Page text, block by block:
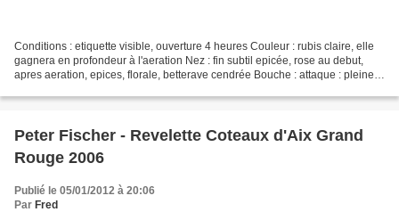
Conditions : etiquette visible, ouverture 4 heures Couleur : rubis claire, elle
gagnera en profondeur à l'aeration Nez : fin subtil epicée, rose au debut,
apres aeration, epices, florale, betterave cendrée Bouche : attaque : pleine
Peter Fischer - Revelette Coteaux d'Aix Grand
Rouge 2006
Publié le 05/01/2012 à 20:06
Par Fred